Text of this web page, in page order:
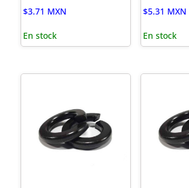
$3.71 MXN
En stock
$5.31 MXN
En stock